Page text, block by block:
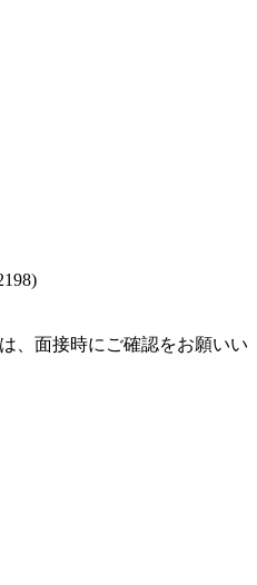
、面接時にご確認をお願いい